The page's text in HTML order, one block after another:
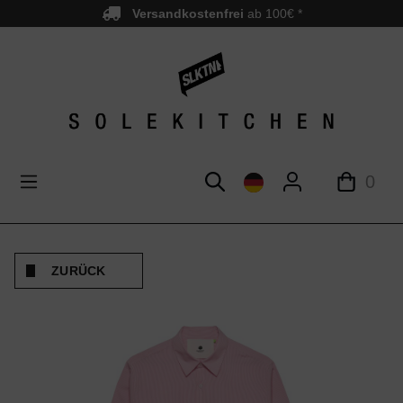
springen Versandkostenfrei ab 100€ *
0
ZURÜCK